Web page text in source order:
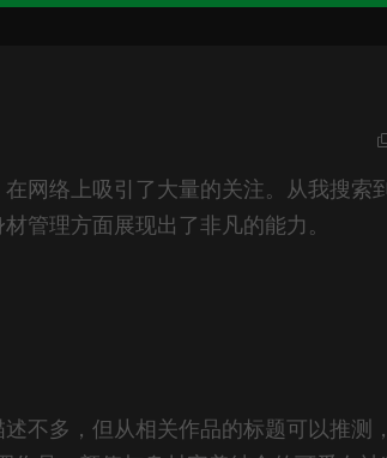
网络上吸引了大量的关注。从我搜索
管理方面展现出了非凡的能力。
不多，但从相关作品的标题可以推测